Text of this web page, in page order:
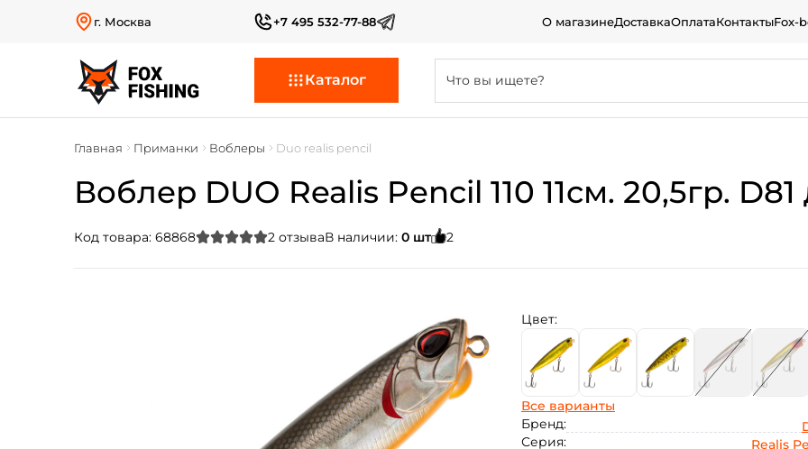
г. Москва +7 495 532-77-88 О магазинеДоставкаОплатаКонтактыFox-
Каталог
Главная Приманки Воблеры Duo realis pencil
Воблер DUO Realis Pencil 110 11см. 20,5гр.
Код товара: 68868 2 отзываВ наличии: 0 шт 2
Цвет:
Все варианты
Бренд:
Серия:
Realis